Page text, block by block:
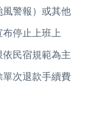
風警報）或其他
停止上班上
民宿規範為主
單次退款手續費